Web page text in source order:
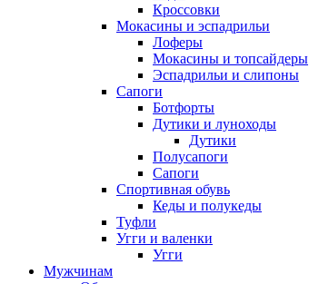
Кроссовки
Мокасины и эспадрильи
Лоферы
Мокасины и топсайдеры
Эспадрильи и слипоны
Сапоги
Ботфорты
Дутики и луноходы
Дутики
Полусапоги
Сапоги
Спортивная обувь
Кеды и полукеды
Туфли
Угги и валенки
Угги
Мужчинам